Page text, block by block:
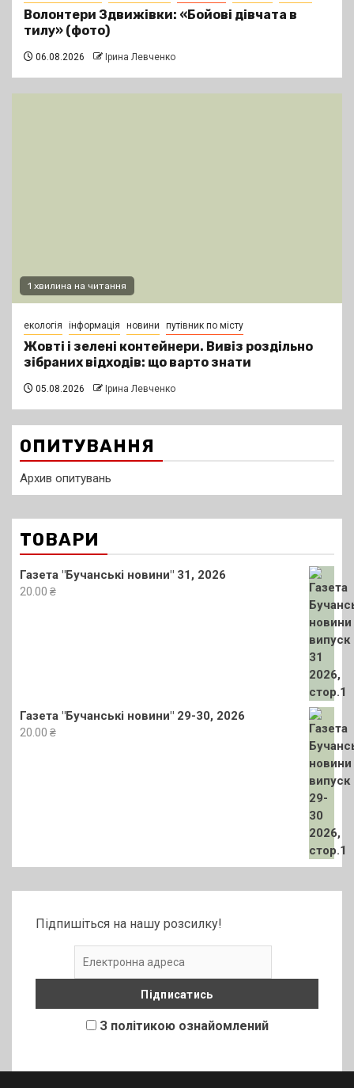
Волонтери Здвижівки: «Бойові дівчата в
тилу» (фото)
06.08.2026 Ірина Левченко
1 хвилина на читання
екологія інформація новини путівник по місту
Жовті і зелені контейнери. Вивіз роздільно
зібраних відходів: що варто знати
05.08.2026 Ірина Левченко
ОПИТУВАННЯ
Архив опитувань
ТОВАРИ
Газета "Бучанські новини" 31, 2026
20.00 ₴
Газета "Бучанські новини" 29-30, 2026
20.00 ₴
Підпишіться на нашу розсилку!
З політикою ознайомлений